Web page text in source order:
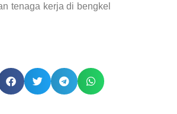
tenaga kerja di bengkel